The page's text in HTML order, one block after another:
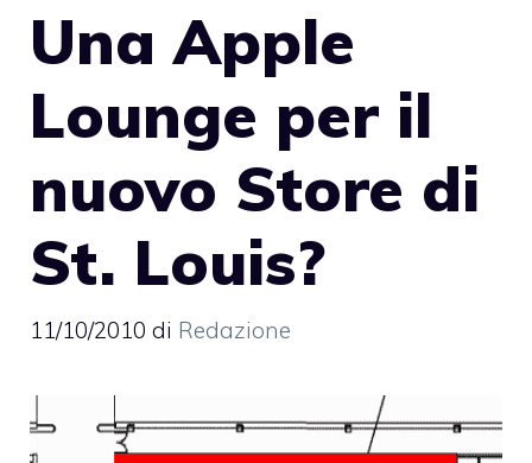
Una Apple
Lounge per il
nuovo Store di
St. Louis?
11/10/2010 di Redazione